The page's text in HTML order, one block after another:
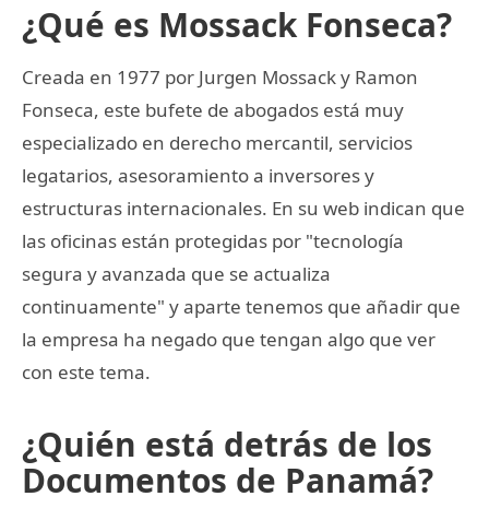
¿Qué es Mossack Fonseca?
Creada en 1977 por Jurgen Mossack y Ramon
Fonseca, este bufete de abogados está muy
especializado en derecho mercantil, servicios
legatarios, asesoramiento a inversores y
estructuras internacionales. En su web indican que
las oficinas están protegidas por "tecnología
segura y avanzada que se actualiza
continuamente" y aparte tenemos que añadir que
la empresa ha negado que tengan algo que ver
con este tema.
¿Quién está detrás de los
Documentos de Panamá?